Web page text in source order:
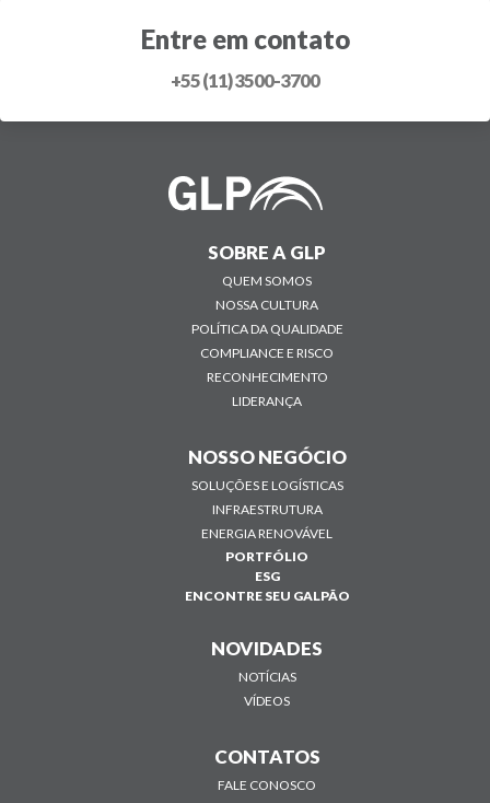
Entre em contato
+55 (11) 3500-3700
SOBRE A GLP
QUEM SOMOS
NOSSA CULTURA
POLÍTICA DA QUALIDADE
COMPLIANCE E RISCO
RECONHECIMENTO
LIDERANÇA
NOSSO NEGÓCIO
SOLUÇÕES E LOGÍSTICAS
INFRAESTRUTURA
ENERGIA RENOVÁVEL
PORTFÓLIO
ESG
ENCONTRE SEU GALPÃO
NOVIDADES
NOTÍCIAS
VÍDEOS
CONTATOS
FALE CONOSCO